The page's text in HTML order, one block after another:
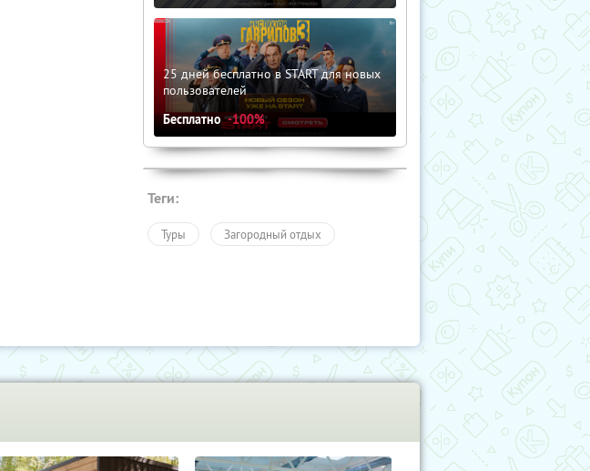
25 дней бесплатно в START для новых
пользователей
Бесплатно -100%
Теги:
Туры Загородный отдых